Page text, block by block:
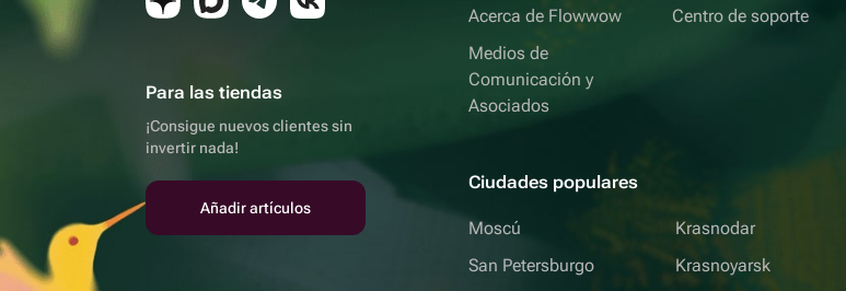
Para las tiendas
¡Consigue nuevos clientes sin
invertir nada!
Añadir artículos
Acerca de Flowwow
Medios de
Comunicación y
Asociados
Centro de soporte
Ciudades populares
Moscú
San Petersburgo
Krasnodar
Krasnoyarsk